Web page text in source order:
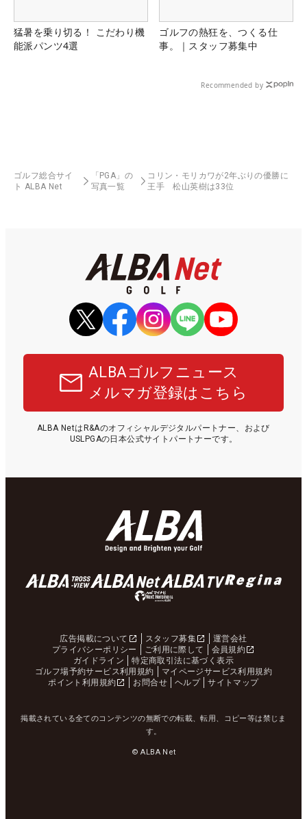
猛暑を乗り切る！ こだわり機
能派パンツ4選
ゴルフの熱狂を、つくる仕
事。｜スタッフ募集中
Recommended by
ゴルフ総合サイ
ト ALBA Net
「PGA」の
写真一覧
コリン・モリカワが2年ぶりの優勝に
王手 松山英樹は33位
ALBAゴルフニュース
メルマガ登録はこちら
ALBA NetはR&Aのオフィシャルデジタルパートナー、および
USLPGAの日本公式サイトパートナーです。
広告掲載について スタッフ募集
運営会社
プライバシーポリシー
ご利用に際して
会員規約
ガイドライン
特定商取引法に基づく表示
ゴルフ場予約サービス利用規約
マイページサービス利用規約
ポイント利用規約
お問合せ ヘルプ サイトマップ
掲載されている全てのコンテンツの無断での転載、転用、コピー等は禁じま
す。
© ALBA Net